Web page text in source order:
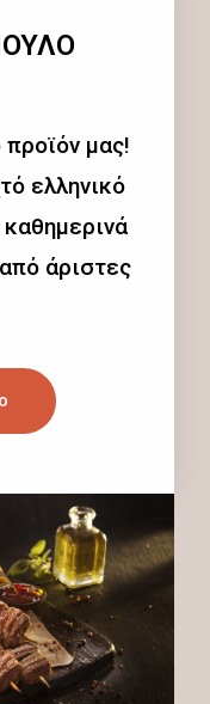
μας!
ελληνικό
άριστες